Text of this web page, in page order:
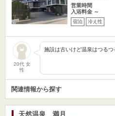
営業時間
入浴料金 ～
宿泊 冷え性
20代 女
性
施設は古いけど温泉はつる
関連情報から探す
天然温泉 満月